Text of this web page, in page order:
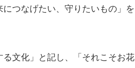
つなげたい、守りたいもの」を
文化」と記し、「それこそお花